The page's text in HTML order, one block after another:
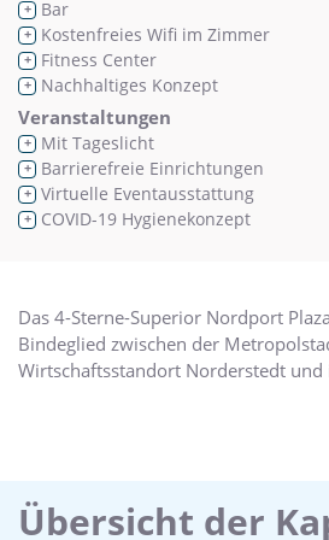
+ Bar
+ Kostenfreies Wifi im Zimmer
+ Fitness Center
+ Nachhaltiges Konzept
Veranstaltungen
+ Mit Tageslicht
+ Barrierefreie Einrichtungen
+ Virtuelle Eventausstattung
+ COVID-19 Hygienekonzept
Das 4-Sterne-Superior Nordport
Bindeglied zwischen der
Wirtschaftsstandort Norderstedt
vom Hamburger Flughafen
gläserne Gangway mit dem 4-
verbunden.
Übersicht der